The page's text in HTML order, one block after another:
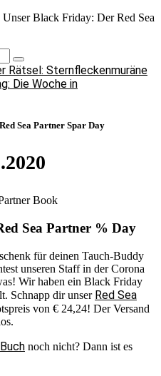
Unser Black Friday: Der Red Sea
Rätsel: Sternfleckenmuräne
Die Woche in
Sea Partner Spar Day
Sea Partner % Day
für deinen Tauch-Buddy
unseren Staff in der Corona
Wir haben ein Black Friday
Schnapp dir unser Red Sea
von € 24,24! Der Versand
noch nicht? Dann ist es